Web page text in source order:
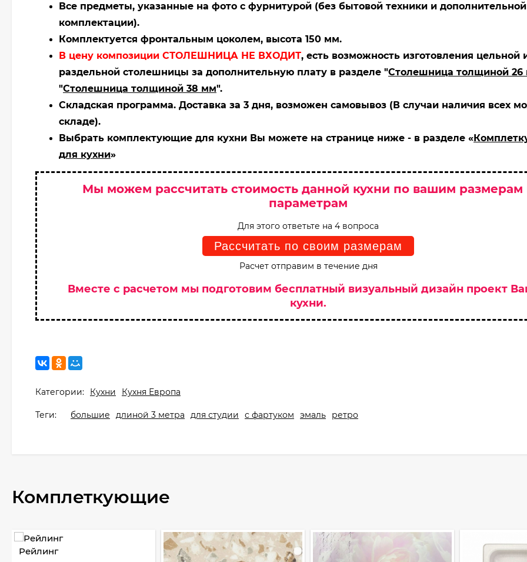
Все предметы, указанные на фото с фурнитурой (без бытовой техники и дополнительной
комплектации).
Комплектуется фронтальным цоколем, высота 150 мм.
В цену композиции СТОЛЕШНИЦА НЕ ВХОДИТ, есть возможность изготовления цельной
раздельной столешницы за дополнительную плату в разделе "Столешница толщиной 26
"Столешница толщиной 38 мм".
Складская программа. Доставка за 3 дня, возможен самовывоз (В случаи наличия всех
складе).
Выбрать комплектующие для кухни Вы можете на странице ниже - в разделе «
для кухни»
Мы можем рассчитать стоимость данной кухни по вашим размерам
параметрам
Для этого ответьте на 4 вопроса
Рассчитать по своим размерам
Расчет отправим в течение дня
Вместе с расчетом мы подготовим бесплатный визуальный дизайн проект
кухни.
Категории: Кухни Кухня Европа
Теги: большие длиной 3 метра для студии с фартуком эмаль ретро
Комплеткующие
Рейлинг